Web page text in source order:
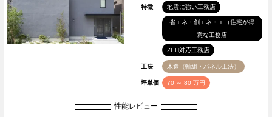
特徴 地震に強い工務店
省エネ・創エネ・エコ住宅が得
意な工務店
ZEH対応工務店
工法 木造（軸組・パネル工法）
坪単価 70 ～ 80 万円
性能レビュー